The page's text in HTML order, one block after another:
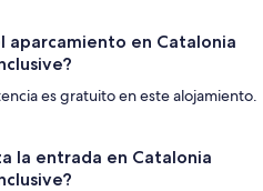
aparcamiento en Catalonia
es gratuito en este alojamiento.
la entrada en Catalonia